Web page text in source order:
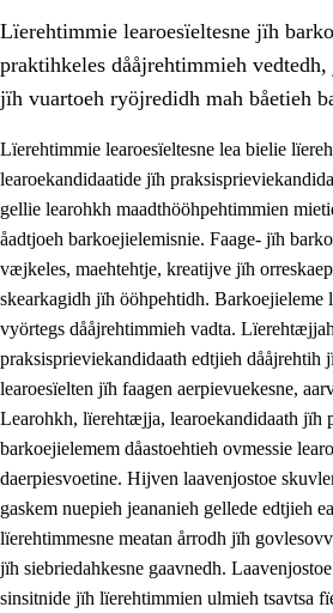
3. Prinsihph skuvlen rïektesisnie
3.1 Feerhmeles lïeremebyjrese
3.2 Ööhpehtimmie jïh
3.3 Gåetie jïh skuvle laavenjostoeh
3.4 Lïerehtimmie learoesïeltesne jïh
Lïerehtimmie learoesïeltesne jïh
praktihkeles dååjrehtimmieh
jïh vuartoeh ryöjredidh mah båetieh
Lïerehtimmie learoesïeltesne lea bielie
learoekandidaatide jïh
gellie learohkh maadthööhpehtimmien
åadtjoeh barkoejielemisnie. Faage- jïh
væjkeles, maehtehtje, kreatijve jïh
skearkagidh jïh ööhpehtidh. Barkoejieleme
vyörtegs dååjrehtimmieh vadta.
praksisprieviekandidaath edtjieh dååjrehtih
learoesïelten jïh faagen aerpievuekesne,
Learohkh, lïerehtæjja, learoekandidaath jïh
barkoejielemem dåastoehtieh ovmessie
daerpiesvoetine. Hijven laavenjostoe
gaskem nuepieh jeananieh gellede edtjieh
lïerehtimmesne meatan årrodh jïh
jïh siebriedahkesne gaavnedh.
sinsitnide jïh lïerehtimmien ulmieh tsavtsa